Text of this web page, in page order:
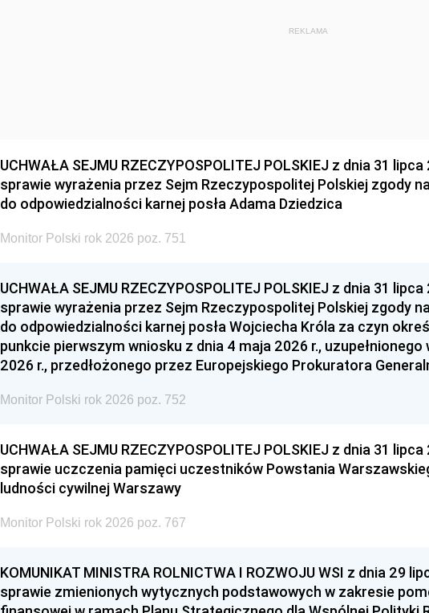
REKLAMA
UCHWAŁA SEJMU RZECZYPOSPOLITEJ POLSKIEJ z dnia 31 lipca
sprawie wyrażenia przez Sejm Rzeczypospolitej Polskiej zgody
do odpowiedzialności karnej posła Adama Dziedzica
Monitor Polski rok 2026 poz. 751
UCHWAŁA SEJMU RZECZYPOSPOLITEJ POLSKIEJ z dnia 31 lipca
sprawie wyrażenia przez Sejm Rzeczypospolitej Polskiej zgody
do odpowiedzialności karnej posła Wojciecha Króla za czyn
punkcie pierwszym wniosku z dnia 4 maja 2026 r., uzupełnionego
2026 r., przedłożonego przez Europejskiego Prokuratora
Monitor Polski rok 2026 poz. 752
UCHWAŁA SEJMU RZECZYPOSPOLITEJ POLSKIEJ z dnia 31 lipca
sprawie uczczenia pamięci uczestników Powstania
ludności cywilnej Warszawy
Monitor Polski rok 2026 poz. 767
KOMUNIKAT MINISTRA ROLNICTWA I ROZWOJU WSI z dnia 29
sprawie zmienionych wytycznych podstawowych w zakresie